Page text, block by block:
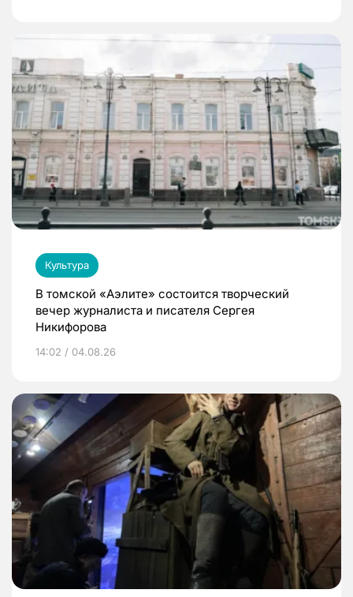
Культура
В томской «Аэлите» состоится творческий
вечер журналиста и писателя Сергея
Никифорова
14:02 / 04.08.26